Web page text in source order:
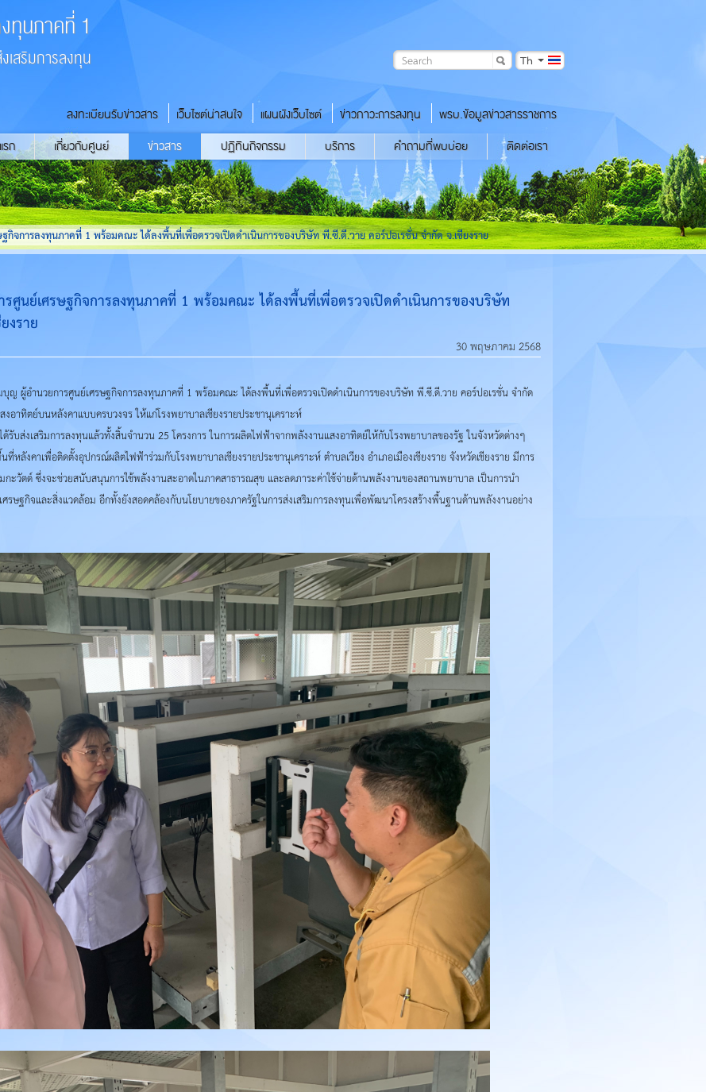
ทุนภาคที่ 1
สริมการลงทุน Th
ลงทะเบียนรับข่าวสาร เว็บไซต์น่าสนใจ แผนผังเว็บไซต์ ข่าวภาวะการลงทุน
พรบ.ข้อมูลข่าวสารราชการ
รก
เกี่ยวกับศูนย์ ข่าวสาร ปฏิทินกิจกรรม บริการ คำถามที่พบบ่อย ติดต่อเรา
จการลงทุนภาคที่ 1 พร้อมคณะ ได้ลงพื้นที่เพื่อตรวจเปิดดำเนินการของบริษัท พี.ซี.ดี.วาย คอร์ปอเรชั่น จำกัด จ.เชียงราย
นย์เศรษฐกิจการลงทุนภาคที่ 1 พร้อมคณะ ได้ลงพื้นที่เพื่อตรวจเปิดดำเนินการของบริษัท
งราย
30 พฤษภาคม 2568
อำนวยการศูนย์เศรษฐกิจการลงทุนภาคที่ 1 พร้อมคณะ ได้ลงพื้นที่เพื่อตรวจเปิดดำเนินการของบริษัท พี.ซี.ดี.วาย คอร์ปอเรชั่น จำกัด
อาทิตย์บนหลังคาแบบครบวงจร ให้แก่โรงพยาบาลเชียงรายประชานุเคราะห์
ส่งเสริมการลงทุนแล้วทั้งสิ้นจำนวน 25 โครงการ ในการผลิตไฟฟ้าจากพลังงานแสงอาทิตย์ให้กับโรงพยาบาลของรัฐ ในจังหวัดต่างๆ
ลังคาเพื่อติดตั้งอุปกรณ์ผลิตไฟฟ้าร่วมกับโรงพยาบาลเชียงรายประชานุเคราะห์ ตำบลเวียง อำเภอเมืองเชียงราย จังหวัดเชียงราย มีการ
ะวัตต์ ซึ่งจะช่วยสนับสนุนการใช้พลังงานสะอาดในภาคสาธารณสุข และลดภาระค่าใช้จ่ายด้านพลังงานของสถานพยาบาล เป็นการนำ
รษฐกิจและสิ่งแวดล้อม อีกทั้งยังสอดคล้องกับนโยบายของภาครัฐในการส่งเสริมการลงทุนเพื่อพัฒนาโครงสร้างพื้นฐานด้านพลังงานอย่าง